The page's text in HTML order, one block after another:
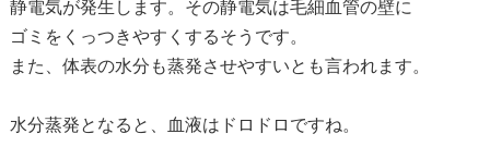
静電気が発生します。その静電気は毛細血管の壁に
ゴミをくっつきやすくするそうです。
また、体表の水分も蒸発させやすいとも言われます。
水分蒸発となると、血液はドロドロですね。